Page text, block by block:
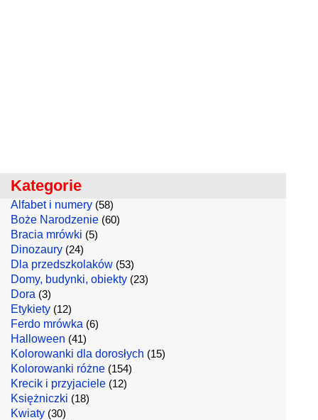
Kategorie
Alfabet i numery (58)
Boże Narodzenie (60)
Bracia mrówki (5)
Dinozaury (24)
Dla przedszkolaków (53)
Domy, budynki, obiekty (23)
Dora (3)
Etykiety (12)
Ferdo mrówka (6)
Halloween (41)
Kolorowanki dla dorosłych (15)
Kolorowanki różne (154)
Krecik i przyjaciele (12)
Księżniczki (18)
Kwiaty (30)